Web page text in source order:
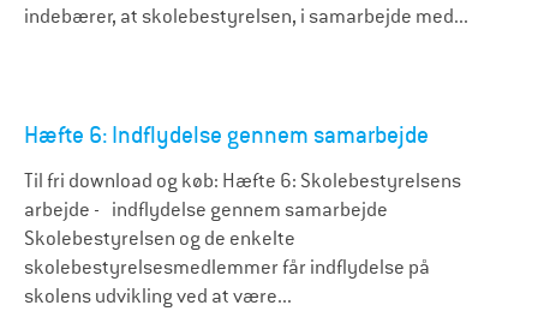
indebærer, at skolebestyrelsen, i samarbejde med...
Hæfte 6: Indflydelse gennem samarbejde
Til fri download og køb: Hæfte 6: Skolebestyrelsens
arbejde - indflydelse gennem samarbejde
Skolebestyrelsen og de enkelte
skolebestyrelsesmedlemmer får indflydelse på
skolens udvikling ved at være...